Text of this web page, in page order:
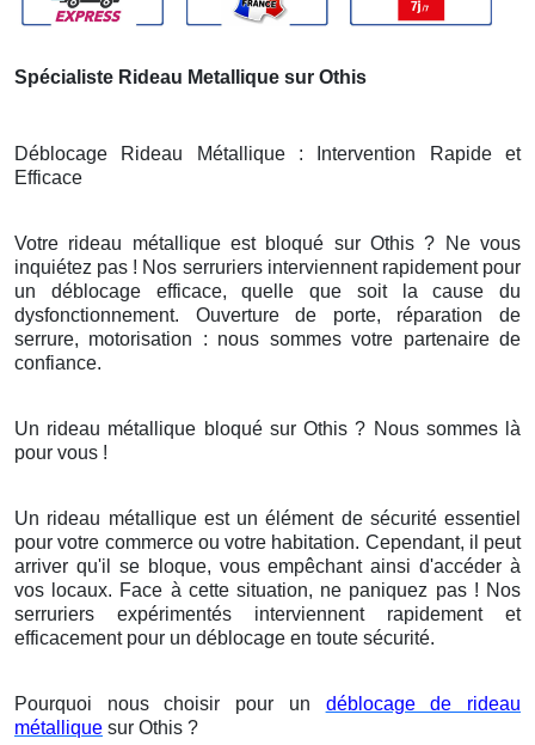
Spécialiste Rideau Metallique sur Othis
Déblocage Rideau Métallique : Intervention Rapide et
Efficace
Votre rideau métallique est bloqué sur Othis ? Ne vous
inquiétez pas ! Nos serruriers interviennent rapidement pour
un déblocage efficace, quelle que soit la cause du
dysfonctionnement. Ouverture de porte, réparation de
serrure, motorisation : nous sommes votre partenaire de
confiance.
Un rideau métallique bloqué sur Othis ? Nous sommes là
pour vous !
Un rideau métallique est un élément de sécurité essentiel
pour votre commerce ou votre habitation. Cependant, il peut
arriver qu'il se bloque, vous empêchant ainsi d'accéder à
vos locaux. Face à cette situation, ne paniquez pas ! Nos
serruriers expérimentés interviennent rapidement et
efficacement pour un déblocage en toute sécurité.
Pourquoi nous choisir pour un déblocage de rideau
métallique sur Othis ?